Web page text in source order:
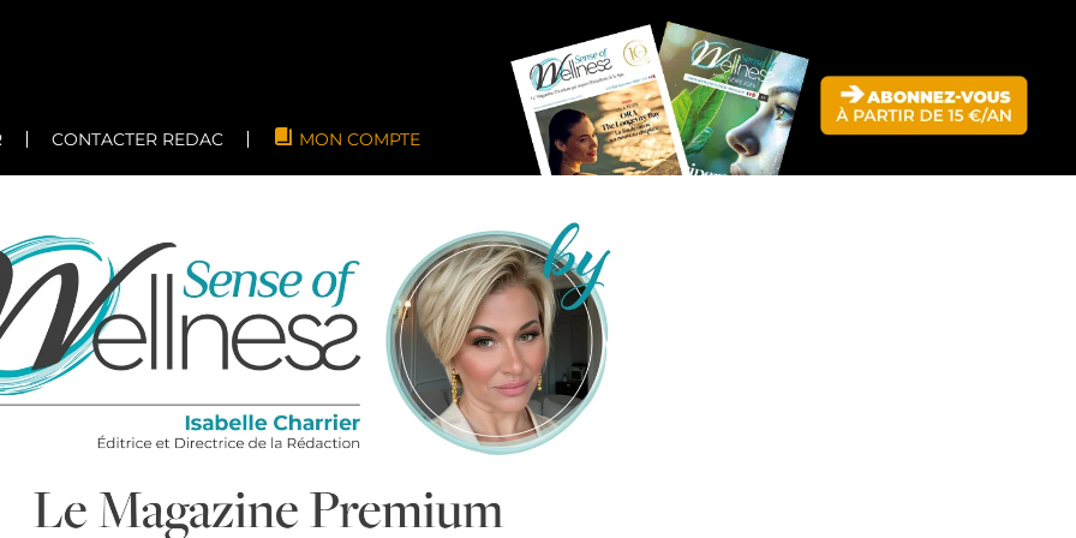
CONTACTER REDAC MON COMPTE